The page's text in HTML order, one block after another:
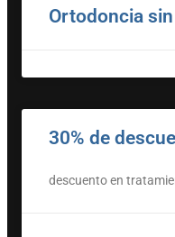
Ortodoncia
30% de
descuento en